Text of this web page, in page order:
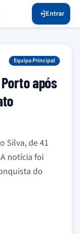
Entrar
Equipa Principal
após
Silva, de 41
notícia foi
do